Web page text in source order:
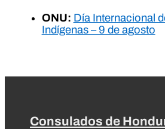
ONU: Día Internacional
Indígenas – 9 de agosto
Consulados de